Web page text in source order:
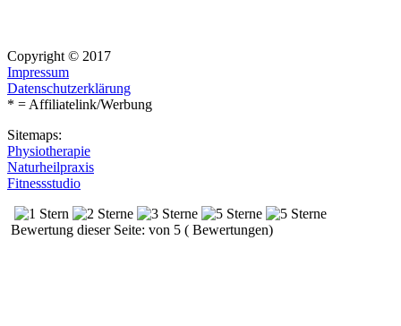
Copyright © 2017
Impressum
Datenschutzerklärung
* = Affiliatelink/Werbung
Sitemaps:
Physiotherapie
Naturheilpraxis
Fitnessstudio
Bewertung dieser Seite: von 5 ( Bewertungen)